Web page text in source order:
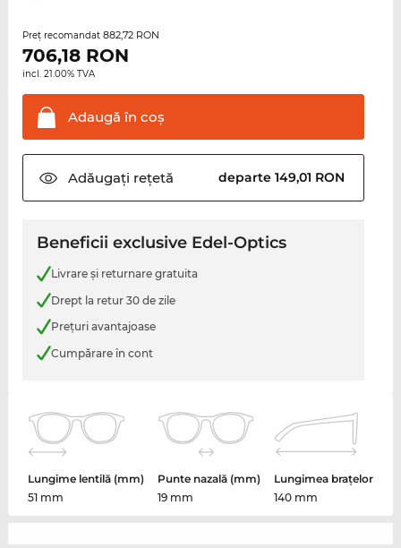
Preţ recomandat 882,72 RON
706,18RON
incl. 21.00% TVA
Adaugă în coş
Adăugați rețetă departe 149,01 RON
Beneficii exclusive Edel-Optics
Livrare şi returnare gratuita
Drept la retur 30 de zile
Preţuri avantajoase
Cumpărare în cont
Lungime lentilă (mm)
51 mm
Punte nazală (mm)
19 mm
Lungimea brațelor
140 mm